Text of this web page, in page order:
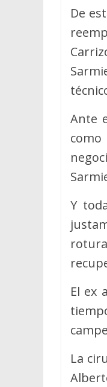
De
Ante
Y
El ex
La